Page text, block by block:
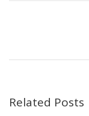
Related Posts